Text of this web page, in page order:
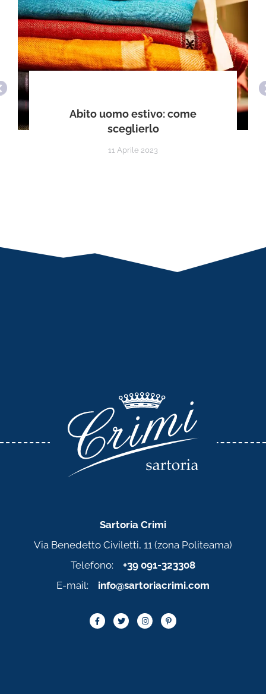
Abito uomo estivo: come
sceglierlo
11 Aprile 2023
Sartoria Crimi
Via Benedetto Civiletti, 11 (zona Politeama)
Telefono: +39 091-323308
E-mail: info@sartoriacrimi.com